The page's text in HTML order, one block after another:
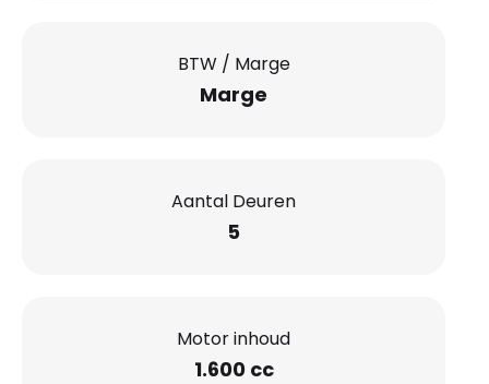
BTW / Marge
Marge
Aantal Deuren
5
Motor inhoud
1.600 cc